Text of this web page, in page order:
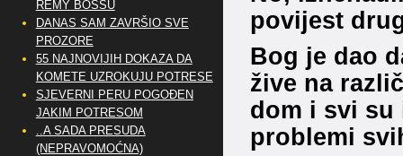
povijest
Bog je dao
žive na
dom i svi su
problemi
REMY BOSSU
DANAS SAM ZAVRŠIO SVE
PROZORE
55 NAJNOVIJIH DOKAZA DA
KOMETE UZROKUJU POTRESE
SJEVERNI PERU POGOĐEN
JAKIM POTRESOM
..A SADA PRESUDA
(NEPRAVOMOĆNA)